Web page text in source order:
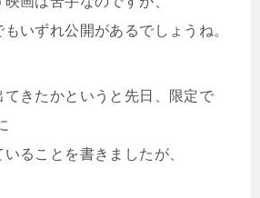
いずれ公開があるでしょうね。
てきたかというと先日、限定で
ることを書きましたが、